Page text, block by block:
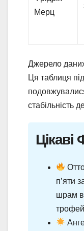
Мерц
Джерело
Ця таблиця
стабільність
Цікаві
п’яти
шрам